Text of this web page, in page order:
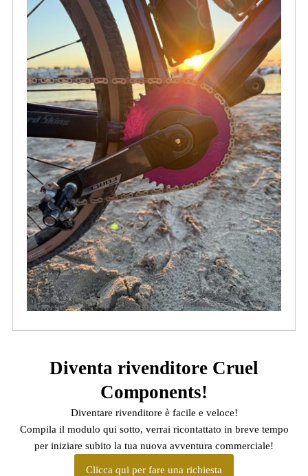
Diventa rivenditore Cruel
Components!
Diventare rivenditore è facile e veloce!
Compila il modulo qui sotto, verrai ricontattato in breve tempo
per iniziare subito la tua nuova avventura commerciale!
Clicca qui per fare una richiesta